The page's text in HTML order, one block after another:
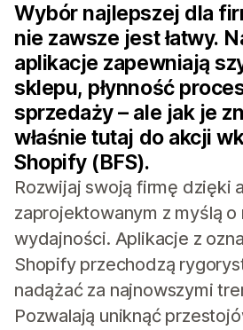
Wybór najlepszej dla
nie zawsze jest łatwy.
aplikacje zapewniają
sklepu, płynność
sprzedaży – ale jak je
właśnie tutaj do akcji
Shopify (BFS).
Rozwijaj swoją firmę dzięki
zaprojektowanym z myślą o
wydajności. Aplikacje z
Shopify przechodzą
nadążać za najnowszymi
Pozwalają uniknąć